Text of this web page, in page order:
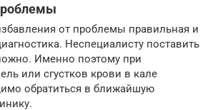
от проблемы правильная и
Неспециалисту поставить
Именно поэтому при
или сгустков крови в кале
обратиться в ближайшую